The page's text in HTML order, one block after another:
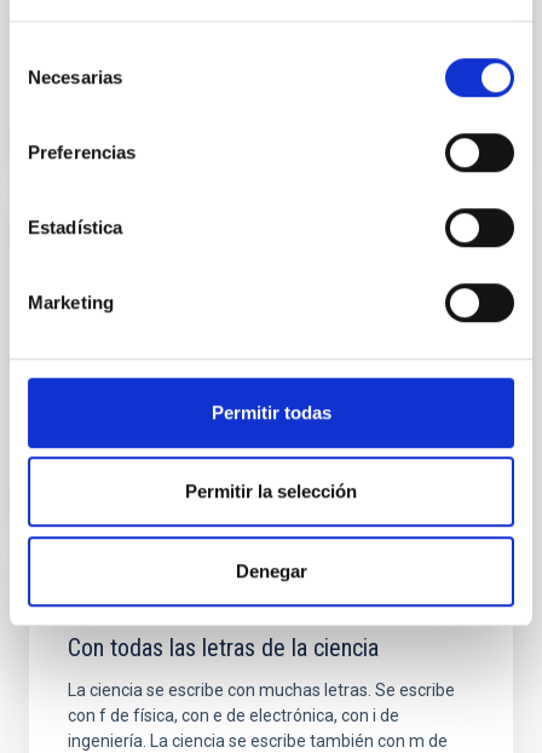
Necesarias
Preferencias
Estadística
Marketing
Permitir todas
Permitir la selección
Denegar
Cómo sobrevivir a una dieta
inestableCiencia con el GTC
El GTC ayuda a comprender el insólito
NEWS
Con todas las letras de la ciencia
La ciencia se escribe con muchas letras. Se escribe
con f de física, con e de electrónica, con i de
ingeniería. La ciencia se escribe también con m de